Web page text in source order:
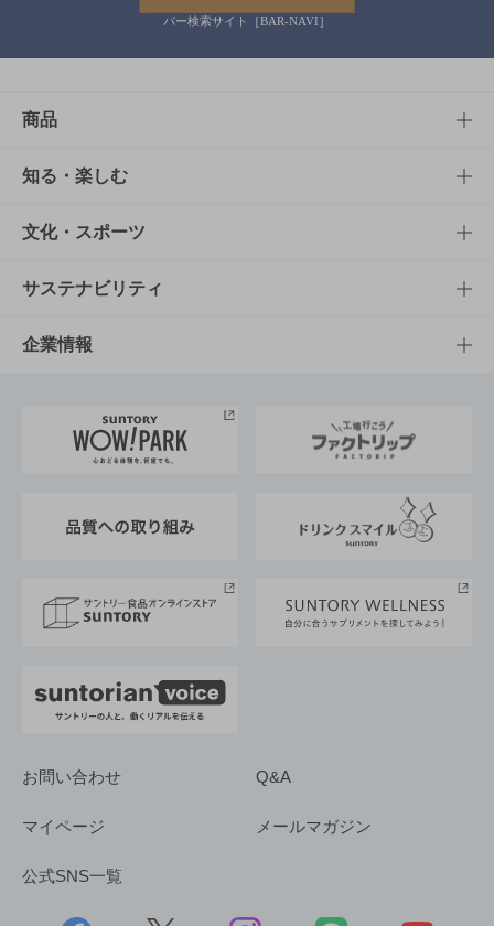
バー検索サイト［BAR-NAVI］
商品
商品TOP
商品一覧
商品発売情報
栄養成分一覧
知る・楽しむ
知る・楽しむTOP
キャンペーン
工場見学
地域情報
文化・スポーツ
文化・スポーツTOP
サントリーホール
サントリーサンバーズ大阪
サステナビリティ
サステナビリティTOP
サントリーが考えるサステナビリティ経営
企業情報
企業概要
採用情報
お問い合わせ Q&A
マイページ メールマガジン
公式SNS一覧